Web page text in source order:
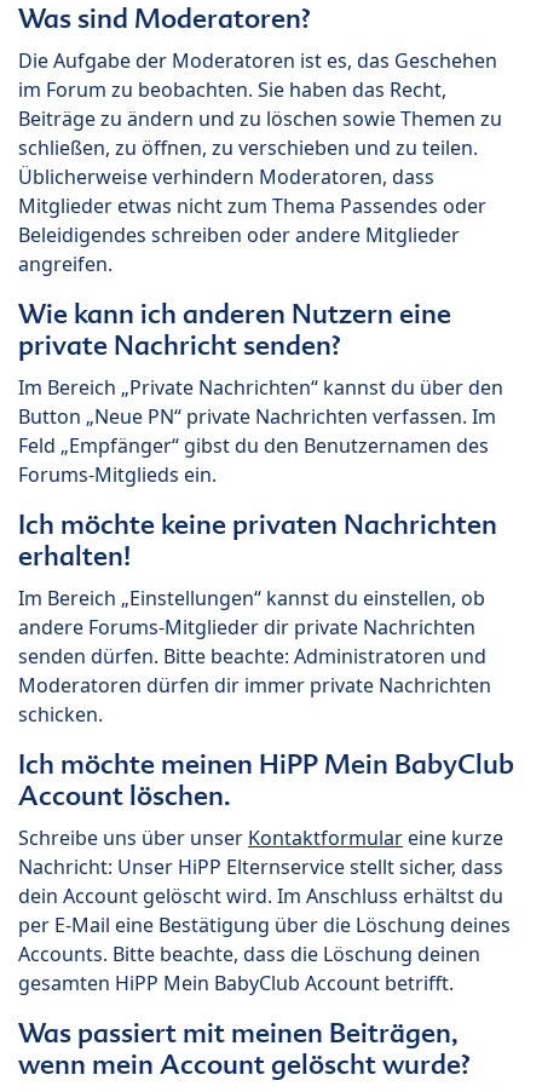
Was sind Moderatoren?
Die Aufgabe der Moderatoren ist es, das Geschehen
im Forum zu beobachten. Sie haben das Recht,
Beiträge zu ändern und zu löschen sowie Themen zu
schließen, zu öffnen, zu verschieben und zu teilen.
Üblicherweise verhindern Moderatoren, dass
Mitglieder etwas nicht zum Thema Passendes oder
Beleidigendes schreiben oder andere Mitglieder
angreifen.
Wie kann ich anderen Nutzern eine
private Nachricht senden?
Im Bereich „Private Nachrichten“ kannst du über den
Button „Neue PN“ private Nachrichten verfassen. Im
Feld „Empfänger“ gibst du den Benutzernamen des
Forums-Mitglieds ein.
Ich möchte keine privaten Nachrichten
erhalten!
Im Bereich „Einstellungen“ kannst du einstellen, ob
andere Forums-Mitglieder dir private Nachrichten
senden dürfen. Bitte beachte: Administratoren und
Moderatoren dürfen dir immer private Nachrichten
schicken.
Ich möchte meinen HiPP Mein BabyClub
Account löschen.
Schreibe uns über unser Kontaktformulareine kurze
Nachricht: Unser HiPP Elternservice stellt sicher, dass
dein Account gelöscht wird. Im Anschluss erhältst du
per E-Mail eine Bestätigung über die Löschung deines
Accounts. Bitte beachte, dass die Löschung deinen
gesamten HiPP Mein BabyClub Account betrifft.
Was passiert mit meinen Beiträgen,
wenn mein Account gelöscht wurde?